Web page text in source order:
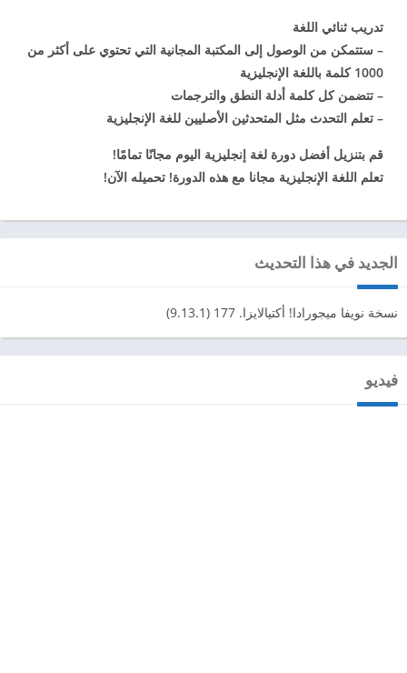
تدريب ثنائي اللغة
– ستتمكن من الوصول إلى المكتبة المجانية التي تحتوي على أكثر من
1000 كلمة باللغة الإنجليزية
– تتضمن كل كلمة أدلة النطق والترجمات
– تعلم التحدث مثل المتحدثين الأصليين للغة الإنجليزية
قم بتنزيل أفضل دورة لغة إنجليزية اليوم مجانًا تمامًا!
تعلم اللغة الإنجليزية مجانا مع هذه الدورة! تحميله الآن!
الجديد في هذا التحديث
نسخة نويفا ميجورادا! أكتيالايزا. 177 (9.13.1)
فيديو